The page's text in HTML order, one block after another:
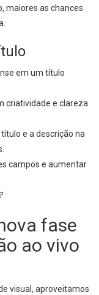
maiores as chances
em um título
criatividade e clareza
e a descrição na
campos e aumentar
fase
ao vivo
visual, aproveitamos